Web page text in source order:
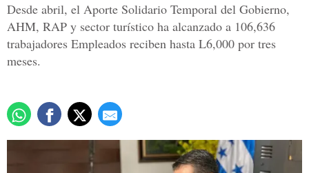
Desde abril, el Aporte Solidario Temporal del Gobierno,
AHM, RAP y sector turístico ha alcanzado a 106,636
trabajadores Empleados reciben hasta L6,000 por tres
meses.